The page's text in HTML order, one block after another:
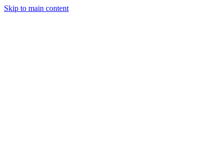
Skip to main content